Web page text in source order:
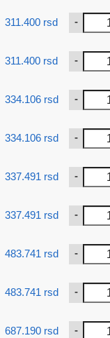
311.400 rsd -
311.400 rsd -
334.106 rsd -
334.106 rsd -
337.491 rsd -
337.491 rsd -
483.741 rsd -
483.741 rsd -
687.190 rsd -